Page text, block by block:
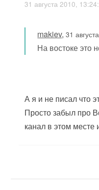
31 августа 2010,
makiev,31
На востоке это
А я и не писал что
Просто забыл про
канал в этом